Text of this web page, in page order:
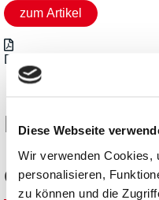
Diese Webseite
Wir verwenden Cookies,
personalisieren,
zu können und die
Diese
ebenfalls